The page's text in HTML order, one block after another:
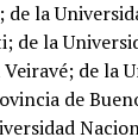
la
de la
de la
de